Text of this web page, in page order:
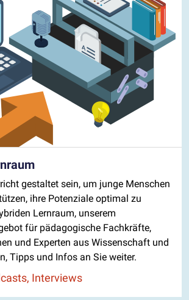
gestaltet sein, um junge Menschen
ihre Potenziale optimal zu
Lernraum, unserem
für pädagogische Fachkräfte,
und Experten aus Wissenschaft und
Tipps und Infos an Sie weiter.
Interviews